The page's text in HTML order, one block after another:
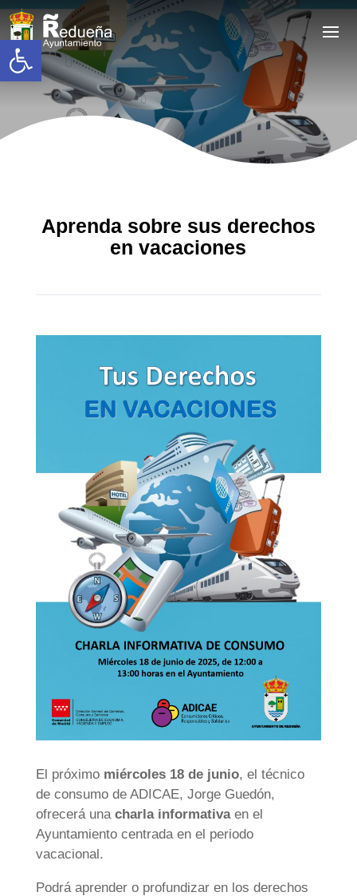
Abrir barra de herramientas
Aprenda sobre sus derechos
en vacaciones
El próximo miércoles 18 de junio, el técnico
de consumo de ADICAE, Jorge Guedón,
ofrecerá una charla informativaen el
Ayuntamiento centrada en el periodo
vacacional.
Podrá aprender o profundizar en los derechos